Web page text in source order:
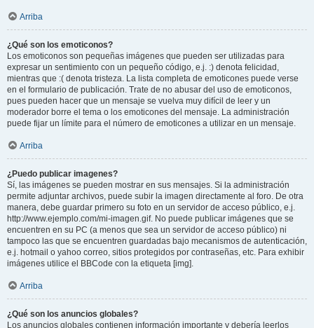
Arriba
¿Qué son los emoticonos?
Los emoticonos son pequeñas imágenes que pueden ser utilizadas para
expresar un sentimiento con un pequeño código, e.j. :) denota felicidad,
mientras que :( denota tristeza. La lista completa de emoticones puede verse
en el formulario de publicación. Trate de no abusar del uso de emoticonos,
pues pueden hacer que un mensaje se vuelva muy difícil de leer y un
moderador borre el tema o los emoticones del mensaje. La administración
puede fijar un límite para el número de emoticones a utilizar en un mensaje.
Arriba
¿Puedo publicar imagenes?
Sí, las imágenes se pueden mostrar en sus mensajes. Si la administración
permite adjuntar archivos, puede subir la imagen directamente al foro. De otra
manera, debe guardar primero su foto en un servidor de acceso público, e.j.
http://www.ejemplo.com/mi-imagen.gif. No puede publicar imágenes que se
encuentren en su PC (a menos que sea un servidor de acceso público) ni
tampoco las que se encuentren guardadas bajo mecanismos de autenticación,
e.j. hotmail o yahoo correo, sitios protegidos por contraseñas, etc. Para exhibir
imágenes utilice el BBCode con la etiqueta [img].
Arriba
¿Qué son los anuncios globales?
Los anuncios globales contienen información importante y debería leerlos